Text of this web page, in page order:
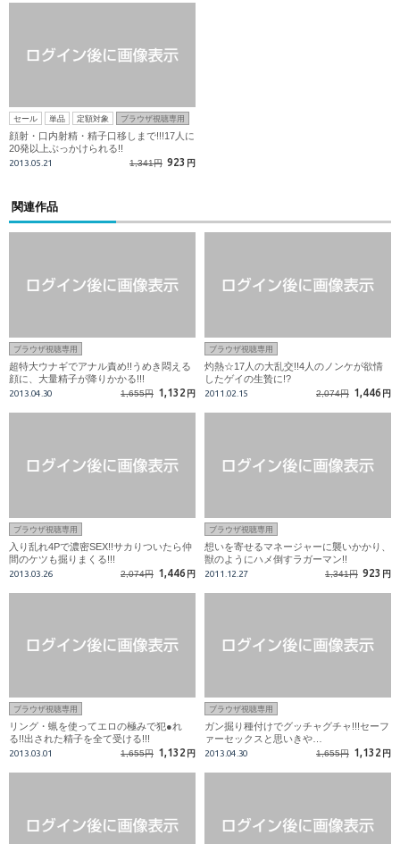
セール 単品 定額対象 ブラウザ視聴専用
顔射・口内射精・精子口移しまで!!!17人に
20発以上ぶっかけられる!!
2013.05.21 1,341円 923 円
関連作品
ブラウザ視聴専用
超特大ウナギでアナル責め!!うめき悶える
顔に、大量精子が降りかかる!!!
2013.04.30 1,655円 1,132 円
ブラウザ視聴専用
灼熱☆17人の大乱交!!4人のノンケが欲情
したゲイの生贄に!?
2011.02.15 2,074円 1,446 円
ブラウザ視聴専用
入り乱れ4Pで濃密SEX!!サカりついたら仲
間のケツも掘りまくる!!!
2013.03.26 2,074円 1,446 円
ブラウザ視聴専用
想いを寄せるマネージャーに襲いかかり、
獣のようにハメ倒すラガーマン!!
2011.12.27 1,341円 923 円
ブラウザ視聴専用
リング・蝋を使ってエロの極みで犯●れ
る!!出された精子を全て受ける!!!
2013.03.01 1,655円 1,132 円
ブラウザ視聴専用
ガン掘り種付けでグッチャグチャ!!!セーフ
ァーセックスと思いきや…
2013.04.30 1,655円 1,132 円